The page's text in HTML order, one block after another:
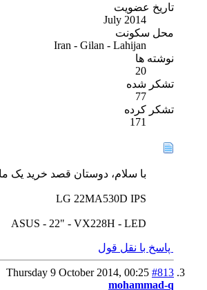
تاریخ عضویت
July 2014
محل سکونت
Iran - Gilan - Lahijan
نوشته ها
20
تشکر شده
77
تشکر کرده
171
با سلام، دوستان قصد خرید یک مانیتور برای کارهای
LG 22MA530D IPS
ASUS - 22" - VX228H - LED
پاسخ با نقل قول
Thursday 9 October 2014, 00:25 #813
mohammad-q